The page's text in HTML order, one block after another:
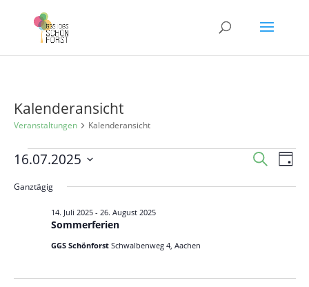
Kalenderansicht
Veranstaltungen Kalenderansicht
Veranstaltungen
16.
2025
und
Suche
Tag
16.07.2025
wählen.
Ganztägig
Sommerferien
14. Juli 2025- 26. August 2025
GGS Schönforst Schwalbenweg 4, Aachen